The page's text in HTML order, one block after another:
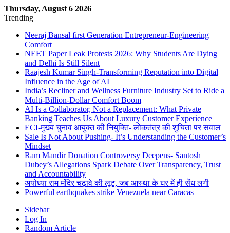
Thursday, August 6 2026
Trending
Neeraj Bansal first Generation Entrepreneur-Engineering
Comfort
NEET Paper Leak Protests 2026: Why Students Are Dying
and Delhi Is Still Silent
Raajesh Kumar Singh-Transforming Reputation into Digital
Influence in the Age of AI
India’s Recliner and Wellness Furniture Industry Set to Ride a
Multi-Billion-Dollar Comfort Boom
AI Is a Collaborator, Not a Replacement: What Private
Banking Teaches Us About Luxury Customer Experience
ECI-मुख्य चुनाव आयुक्त की नियुक्ति- लोकतंत्र की शुचिता पर सवाल
Sale Is Not About Pushing- It’s Understanding the Customer’s
Mindset
Ram Mandir Donation Controversy Deepens- Santosh
Dubey’s Allegations Spark Debate Over Transparency, Trust
and Accountability
अयोध्या राम मंदिर चढ़ावे की लूट, जब आस्था के घर में ही सेंध लगी
Powerful earthquakes strike Venezuela near Caracas
Sidebar
Log In
Random Article